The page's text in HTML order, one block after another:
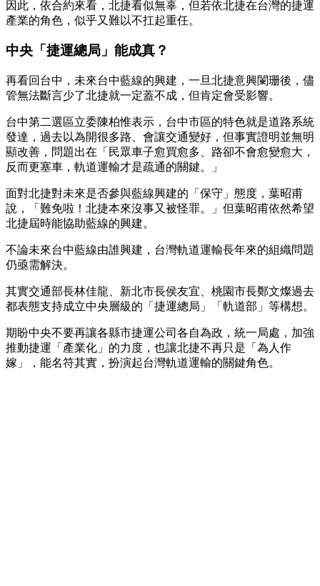
因此，依合約來看，北捷看似無辜，但若依北捷在台灣的捷運
產業的角色，似乎又難以不扛起重任。
中央「捷運總局」能成真？
再看回台中，未來台中藍線的興建，一旦北捷意興闌珊後，儘
管無法斷言少了北捷就一定蓋不成，但肯定會受影響。
台中第二選區立委陳柏惟表示，台中市區的特色就是道路系統
發達，過去以為開很多路、會讓交通變好，但事實證明並無明
顯改善，問題出在「民眾車子愈買愈多、路卻不會愈變愈大，
反而更塞車，軌道運輸才是疏通的關鍵。」
面對北捷對未來是否參與藍線興建的「保守」態度，葉昭甫
說，「難免啦！北捷本來沒事又被怪罪。」但葉昭甫依然希望
北捷屆時能協助藍線的興建。
不論未來台中藍線由誰興建，台灣軌道運輸長年來的組織問題
仍亟需解決。
其實交通部長林佳龍、新北市長侯友宜、桃園市長鄭文燦過去
都表態支持成立中央層級的「捷運總局」「軌道部」等構想。
期盼中央不要再讓各縣市捷運公司各自為政，統一局處，加強
推動捷運「產業化」的力度，也讓北捷不再只是「為人作
嫁」，能名符其實，扮演起台灣軌道運輸的關鍵角色。